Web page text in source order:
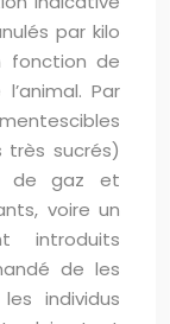
par kilo
fonction de
Par
très sucrés)
de gaz et
voire un
introduits
de les
individus